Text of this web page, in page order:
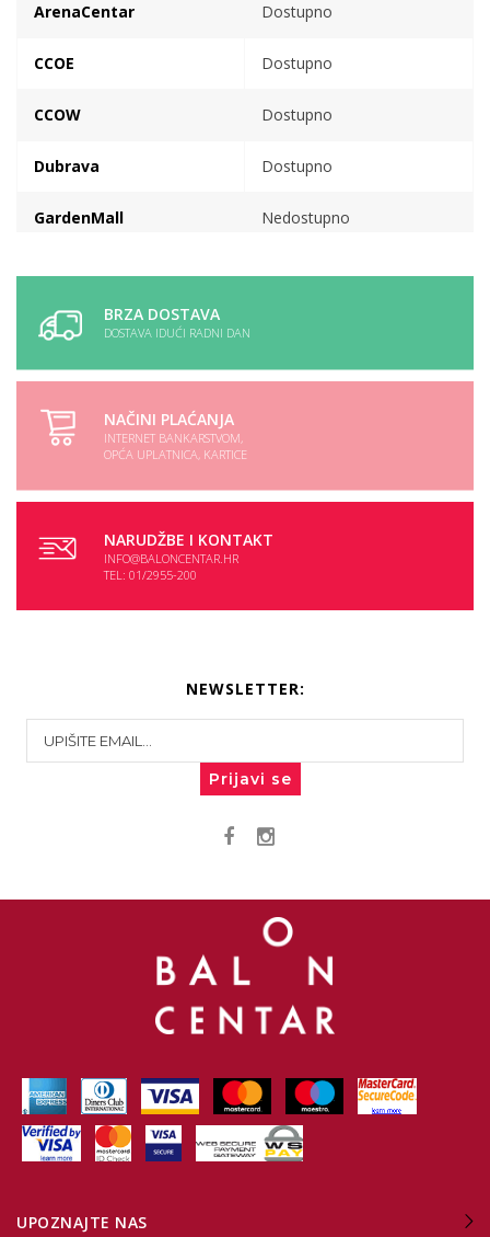
ArenaCentar Dostupno
CCOE Dostupno
CCOW Dostupno
Dubrava Dostupno
GardenMall Nedostupno
BRZA DOSTAVA
DOSTAVA IDUĆI RADNI DAN
NAČINI PLAĆANJA
INTERNET BANKARSTVOM,
OPĆA UPLATNICA, KARTICE
NARUDŽBE I KONTAKT
INFO@BALONCENTAR.HR
TEL: 01/2955-200
NEWSLETTER:
Prijavi se
UPOZNAJTE NAS